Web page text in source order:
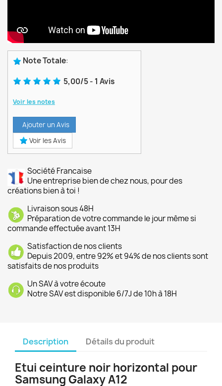
Note Totale:
5,00/5- 1 Avis
Voir les notes
Ajouter un Avis
Voir les Avis
Société Francaise
Une entreprise bien de chez nous, pour des
créations bien à toi !
Livraison sous 48H
Préparation de votre commande le jour même si
commande effectuée avant 13H
Satisfaction de nos clients
Depuis 2009, entre 92% et 94% de nos clients sont
satisfaits de nos produits
Un SAV à votre écoute
Notre SAV est disponible 6/7J de 10h à 18H
Description Détails du produit
Etui ceinture noir horizontal pour
Samsung Galaxy A12